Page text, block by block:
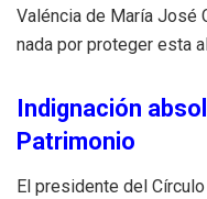
Valéncia de María José
nada por proteger esta
Indignación
Patrimonio
El presidente del